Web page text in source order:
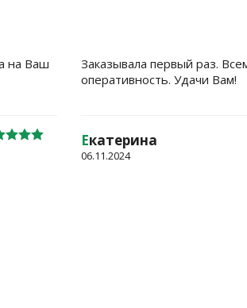
на Ваш
Заказывала первый раз.
оперативность. Удачи Вам!
Екатерина
06.11.2024